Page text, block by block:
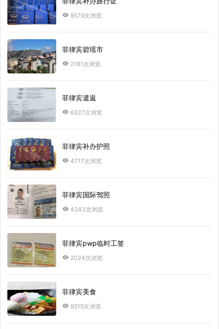
9579次浏览
菲律宾碧瑶市
2181次浏览
菲律宾遣返
6327次浏览
菲律宾补办护照
4717次浏览
菲律宾国际驾照
4243次浏览
菲律宾pwp临时工签
2024次浏览
菲律宾美食
9215次浏览